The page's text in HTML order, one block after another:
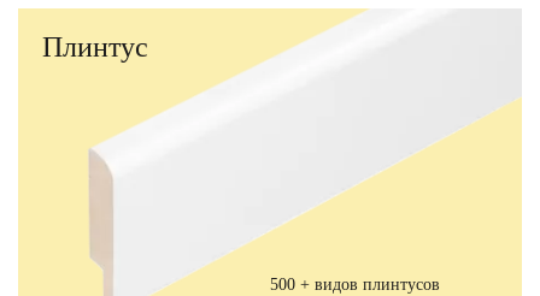
Плинтус
500 + видов плинтусов